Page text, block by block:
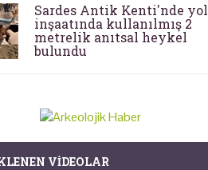
Sardes Antik Kenti'nde yol
inşaatında kullanılmış 2
metrelik anıtsal heykel
bulundu
VIDEOLAR